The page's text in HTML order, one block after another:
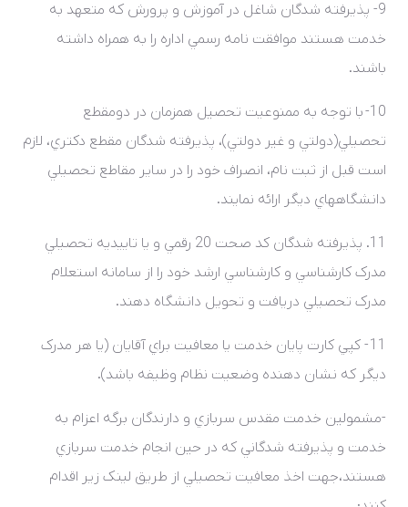
9- پذيرفته­ شدگان شاغل در آموزش و پرورش که متعهد به
خدمت هستند موافقت نامه رسمي اداره را به همراه داشته
باشند.
10- با توجه به ممنوعيت تحصيل همزمان در دومقطع
تحصيلي(دولتي و غير دولتي)، پذيرفته شدگان مقطع دکتري، لازم
است قبل از ثبت نام، انصراف خود را در ساير مقاطع تحصيلي
دانشگاههاي ديگر ارائه نمايند.
11. پذيرفته شدگان کد صحت 20 رقمي و يا تاييديه تحصيلي
مدرک کارشناسي و کارشناسي ارشد خود را از سامانه استعلام
مدرک تحصيلي دريافت و تحويل دانشگاه دهند.
11 - کپي کارت پايان خدمت يا معافيت براي آقايان (يا هر مدرک
ديگر که نشان دهنده وضعيت نظام وظيفه باشد).
-مشمولين خدمت مقدس سربازي و دارندگان برگه اعزام به
خدمت و پذيرفته شدگاني که در حين انجام خدمت سربازي
هستند،جهت اخذ معافيت تحصيلي از طريق لينک زير اقدام